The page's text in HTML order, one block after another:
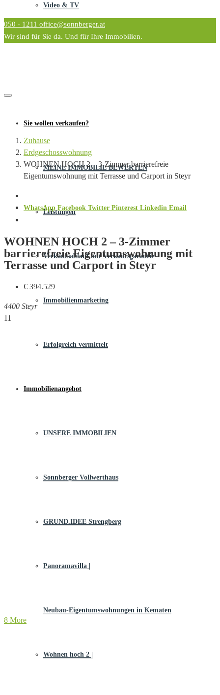
Video & TV
050 - 1211 office@sonnberger.at
Wir sind für Sie da. Und für Ihre Immobilien.
Sie wollen verkaufen?
MEINE IMMOBILIE BEWERTEN
Leistungen
Verkaufsablauf mit Verkaufsgarantie
Immobilienmarketing
Erfolgreich vermittelt
Immobilienangebot
UNSERE IMMOBILIEN
Sonnberger Vollwerthaus
GRUND.IDEE Strengberg
Panoramavilla |
Neubau-Eigentums­­wohnungen in Kematen
Wohnen hoch 2 |
Zuhause
Erdgeschosswohnung
WOHNEN HOCH 2 – 3-Zimmer barrierefreie
Eigentumswohnung mit Terrasse und Carport in Steyr
WhatsApp Facebook Twitter Pinterest Linkedin Email
WOHNEN HOCH 2 – 3-Zimmer
barrierefreie Eigentumswohnung mit
Terrasse und Carport in Steyr
€ 394.529
4400 Steyr
11
8 More